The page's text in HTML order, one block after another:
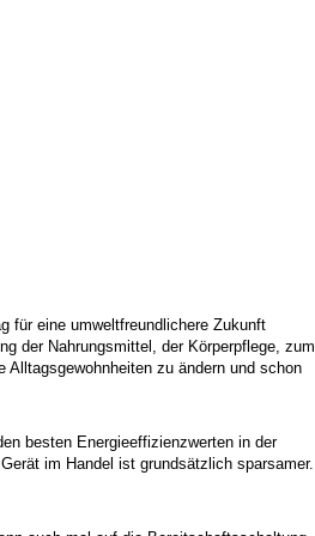
für eine umweltfreundlichere Zukunft
der Nahrungsmittel, der Körperpflege, zum
zu ändern und schon
besten Energieeffizienzwerten in der
im Handel ist grundsätzlich sparsamer.